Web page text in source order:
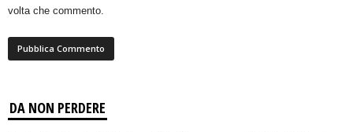
volta che commento.
DA NON PERDERE